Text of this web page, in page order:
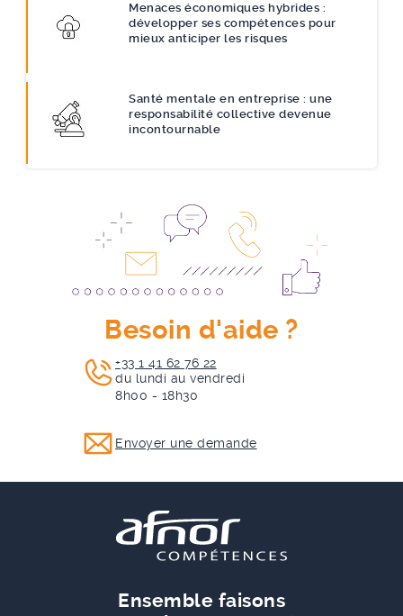
Menaces économiques hybrides :
développer ses compétences pour
mieux anticiper les risques
Santé mentale en entreprise : une
responsabilité collective devenue
incontournable
Besoin d'aide ?
+33 1 41 62 76 22
du lundi au vendredi
8h00 - 18h30
Envoyer une demande
Ensemble faisons